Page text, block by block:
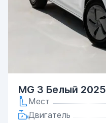
MG 3 Белый 2025
Мест
Двигатель